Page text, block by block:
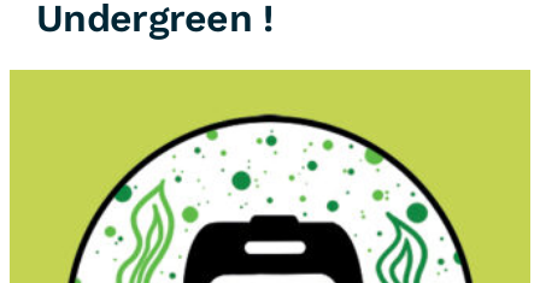
Undergreen !